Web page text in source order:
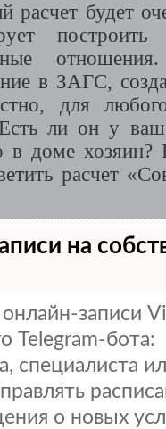
расчет будет
в ЗАГС,
для любого
ли он у
доме хозяин?
расчет
на
записи
Telegram-бота:
специалиста
о новых